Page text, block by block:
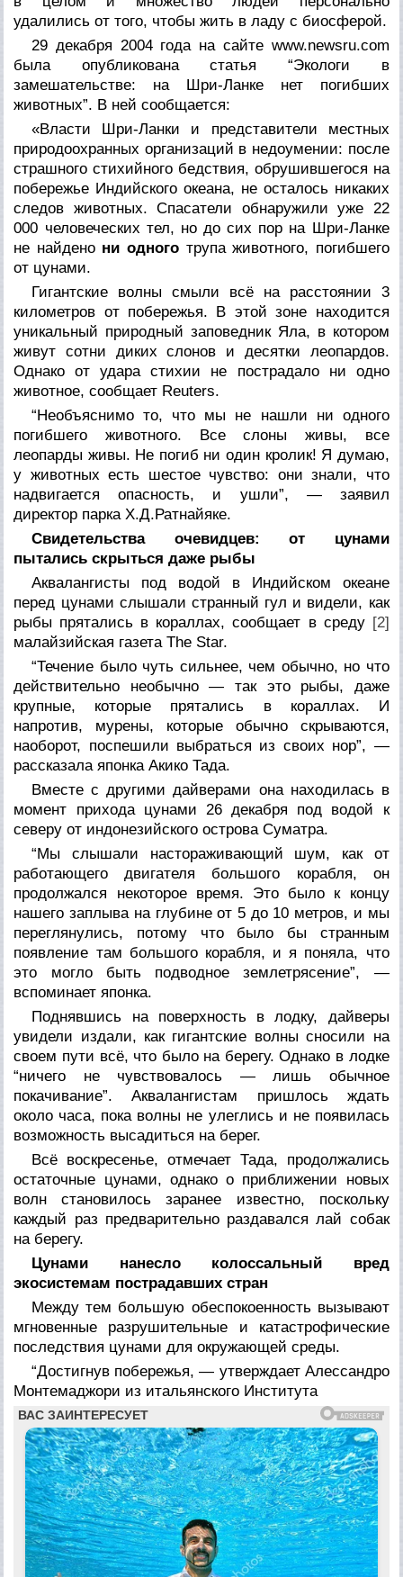
удалились от того, чтобы жить в ладу с биосферой.
29 декабря 2004 года на сайте www.newsru.com
была опубликована статья “Экологи в
замешательстве: на Шри-Ланке нет погибших
животных”. В ней сообщается:
«Власти Шри-Ланки и представители местных
природоохранных организаций в недоумении: после
страшного стихийного бедствия, обрушившегося на
побережье Индийского океана, не осталось никаких
следов животных. Спасатели обнаружили уже 22
000 человеческих тел, но до сих пор на Шри-Ланке
не найдено ни одного трупа животного, погибшего
от цунами.
Гигантские волны смыли всё на расстоянии 3
километров от побережья. В этой зоне находится
уникальный природный заповедник Яла, в котором
живут сотни диких слонов и десятки леопардов.
Однако от удара стихии не пострадало ни одно
животное, сообщает Reuters.
“Необъяснимо то, что мы не нашли ни одного
погибшего животного. Все слоны живы, все
леопарды живы. Не погиб ни один кролик! Я думаю,
у животных есть шестое чувство: они знали, что
надвигается опасность, и ушли”, — заявил
директор парка Х.Д.Ратнайяке.
Свидетельства очевидцев: от цунами
пытались скрыться даже рыбы
Аквалангисты под водой в Индийском океане
перед цунами слышали странный гул и видели, как
рыбы прятались в кораллах, сообщает в среду [2]
малайзийская газета The Star.
“Течение было чуть сильнее, чем обычно, но что
действительно необычно — так это рыбы, даже
крупные, которые прятались в кораллах. И
напротив, мурены, которые обычно скрываются,
наоборот, поспешили выбраться из своих нор”, —
рассказала японка Акико Тада.
Вместе с другими дайверами она находилась в
момент прихода цунами 26 декабря под водой к
северу от индонезийского острова Суматра.
“Мы слышали настораживающий шум, как от
работающего двигателя большого корабля, он
продолжался некоторое время. Это было к концу
нашего заплыва на глубине от 5 до 10 метров, и мы
переглянулись, потому что было бы странным
появление там большого корабля, и я поняла, что
это могло быть подводное землетрясение”, —
вспоминает японка.
Поднявшись на поверхность в лодку, дайверы
увидели издали, как гигантские волны сносили на
своем пути всё, что было на берегу. Однако в лодке
“ничего не чувствовалось — лишь обычное
покачивание”. Аквалангистам пришлось ждать
около часа, пока волны не улеглись и не появилась
возможность высадиться на берег.
Всё воскресенье, отмечает Тада, продолжались
остаточные цунами, однако о приближении новых
волн становилось заранее известно, поскольку
каждый раз предварительно раздавался лай собак
на берегу.
Цунами нанесло колоссальный вред
экосистемам пострадавших стран
Между тем большую обеспокоенность вызывают
мгновенные разрушительные и катастрофические
последствия цунами для окружающей среды.
“Достигнув побережья, — утверждает Алессандро
Монтемаджори из итальянского Института